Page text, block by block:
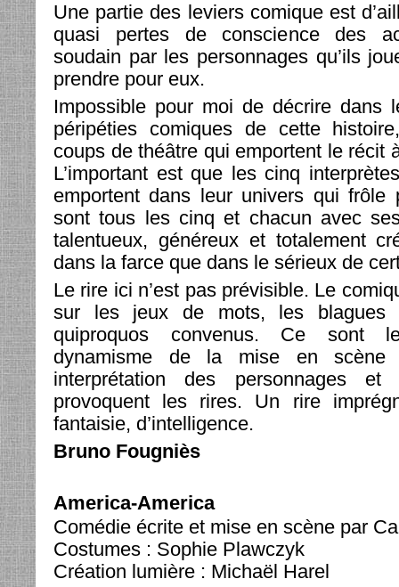
Une partie des leviers comique est
quasi pertes de conscience des
soudain par les personnages qu’ils
prendre pour eux.
Impossible pour moi de décrire dans
péripéties comiques de cette
coups de théâtre qui emportent le récit
L’important est que les cinq
emportent dans leur univers qui frôle
sont tous les cinq et chacun avec
talentueux, généreux et totalement
dans la farce que dans le sérieux de
Le rire ici n’est pas prévisible. Le
sur les jeux de mots, les blagues
quiproquos convenus. Ce sont
dynamisme de la mise en
interprétation des personnages
provoquent les rires. Un rire
fantaisie, d’intelligence.
Bruno Fougniès
America-America
Comédie écrite et mise en scène par
Costumes : Sophie Plawczyk
Création lumière : Michaël Harel